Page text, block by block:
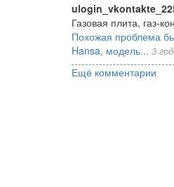
Газовая плита, газ-
Похожая проблема
Hansa, модель... 3
Ещё комментарии